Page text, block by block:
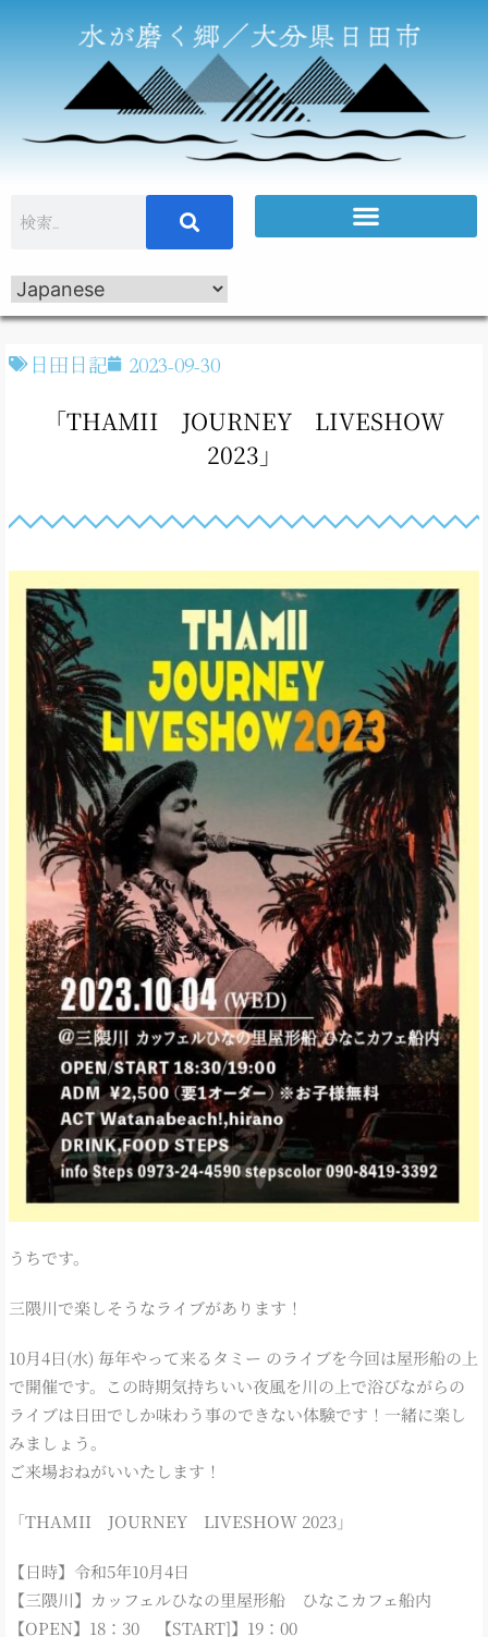
日田日記 2023-09-30
「THAMII JOURNEY LIVESHOW
2023」
うちです。
三隈川で楽しそうなライブがあります！
10月4日(水) 毎年やって来るタミー のライブを今回は屋形船の上
で開催です。この時期気持ちいい夜風を川の上で浴びながらの
ライブは日田でしか味わう事のできない体験です！一緒に楽し
みましょう。
ご来場おねがいいたします！
「THAMII JOURNEY LIVESHOW 2023」
【日時】令和5年10月4日
【三隈川】カッフェルひなの里屋形船 ひなこカフェ船内
【OPEN】18：30 【START]】19：00